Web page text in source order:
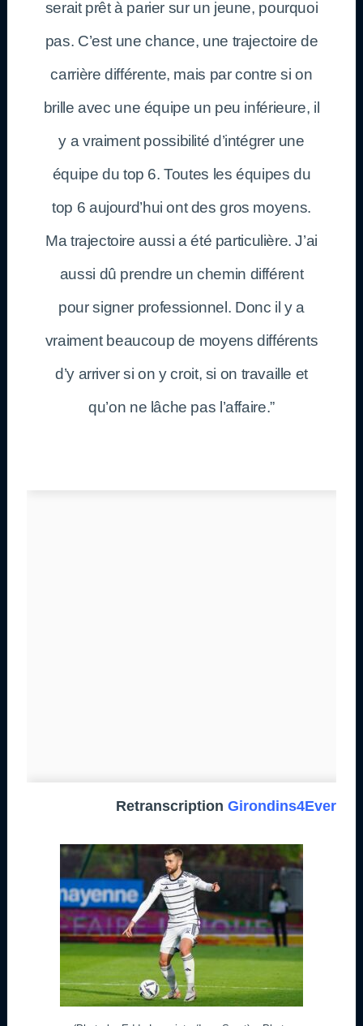
serait prêt à parier sur un jeune, pourquoi
pas. C’est une chance, une trajectoire de
carrière différente, mais par contre si on
brille avec une équipe un peu inférieure, il
y a vraiment possibilité d’intégrer une
équipe du top 6. Toutes les équipes du
top 6 aujourd’hui ont des gros moyens.
Ma trajectoire aussi a été particulière. J’ai
aussi dû prendre un chemin différent
pour signer professionnel. Donc il y a
vraiment beaucoup de moyens différents
d’y arriver si on y croit, si on travaille et
qu’on ne lâche pas l’affaire.”
Retranscription Girondins4Ever